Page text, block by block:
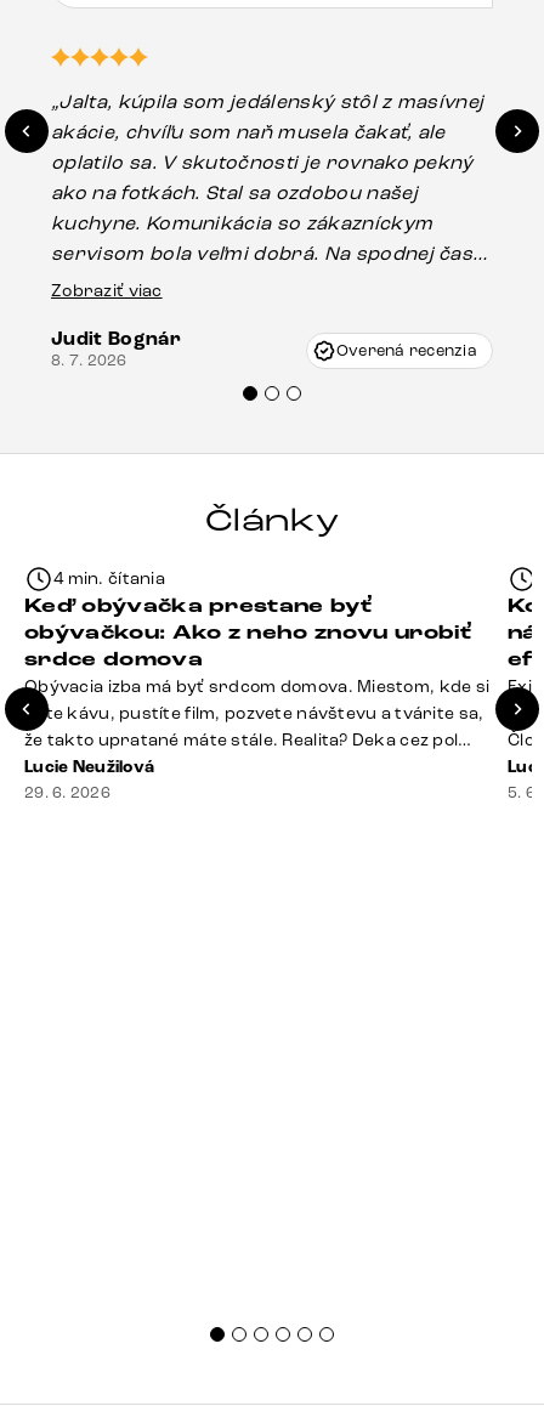
„Jalta, kúpila som jedálenský stôl z masívnej
akácie, chvíľu som naň musela čakať, ale
oplatilo sa. V skutočnosti je rovnako pekný
ako na fotkách. Stal sa ozdobou našej
kuchyne. Komunikácia so zákazníckym
servisom bola veľmi dobrá. Na spodnej časti
stola bolo malé poškodenie, pravdepodobne
Vincze pri riešení mojej záležitosti pristúpili
veľmi korektne. Odporúčam produkty Delife
Zobraziť viac
Judit Bognár
8. 7. 2026 Overená recenzia
Články
4 min. čítania
Keď obývačka prestane byť
obývačkou: Ako z neho znovu urobiť
srdce domova
Obývacia izba má byť srdcom domova. Miestom, kde si
dáte kávu, pustíte film, pozvete návštevu a tvárite sa,
že takto upratané máte stále. Realita? Deka cez pol
sedačky, ovládač záhadne zmizol, konferenčný stolík
slúži ako odkladisko všetkého od účteniek po balzam
Lucie Neužilová
29. 6. 2026
si
5.